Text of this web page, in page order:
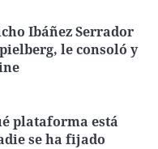
Ibáñez Serrador
le consoló y
plataforma está
se ha fijado